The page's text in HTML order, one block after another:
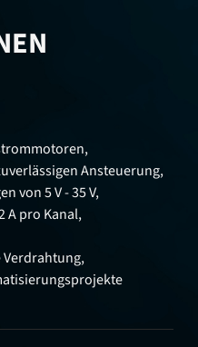
Ansteuerung,
von 5 V - 35 V,
A pro Kanal,